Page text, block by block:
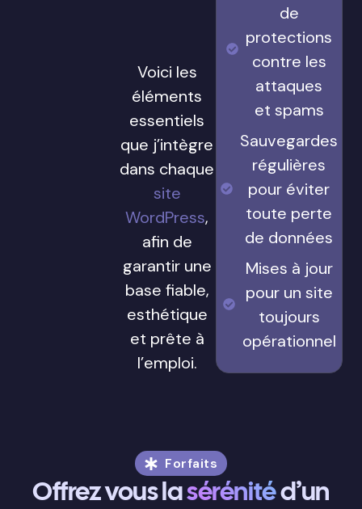
Voici les
éléments
essentiels
que j’intègre
dans chaque
site
WordPress,
afin de
garantir une
base fiable,
esthétique
et prête à
l’emploi.
de
protections
contre les
attaques
et spams
Sauvegardes
régulières
pour éviter
toute perte
de données
Mises à jour
pour un site
toujours
opérationnel
Forfaits
Offrez vous lasérénitéd’un